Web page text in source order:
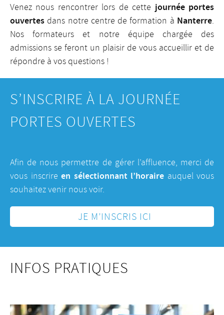
Venez nous rencontrer lors de cette journée portes
ouvertes dans notre centre de formation à Nanterre.
Nos formateurs et notre équipe chargée des
admissions se feront un plaisir de vous accueillir et de
répondre à vos questions !
S’INSCRIRE À LA JOURNÉE
PORTES OUVERTES
Afin de nous permettre de gérer l’affluence, merci de
vous inscrire en sélectionnant l’horaire auquel vous
souhaitez venir nous voir.
JE M’INSCRIS ICI
INFOS PRATIQUES